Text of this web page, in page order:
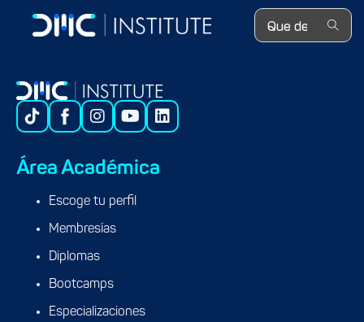
Search ...
Área Académica
Escoge tu perfil
Membresías
Diplomas
Bootcamps
Especializaciones